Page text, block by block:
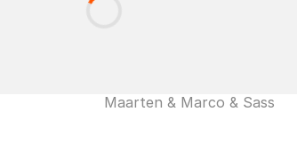
Maarten & Marco & Sass